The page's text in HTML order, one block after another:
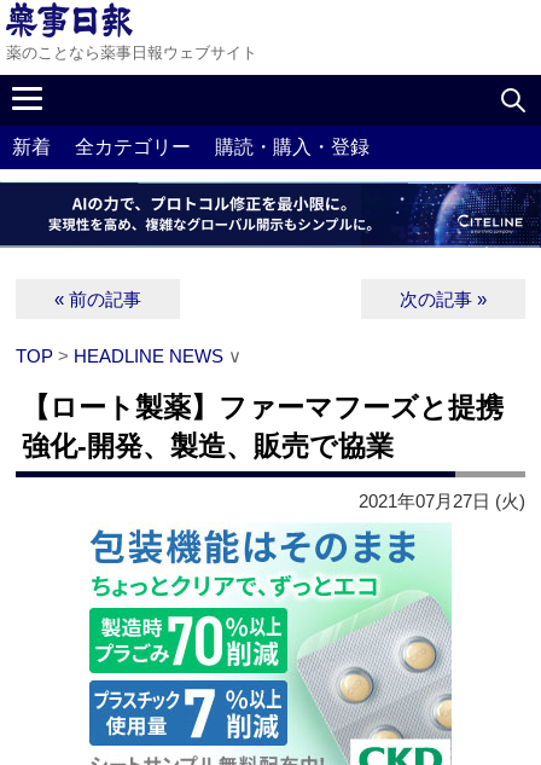
薬のことなら薬事日報ウェブサイト
新着 全カテゴリー 購読・購入・登録
« 前の記事 次の記事 »
TOP > HEADLINE NEWS ∨
【ロート製薬】ファーマフーズと提携
強化‐開発、製造、販売で協業
2021年07月27日 (火)